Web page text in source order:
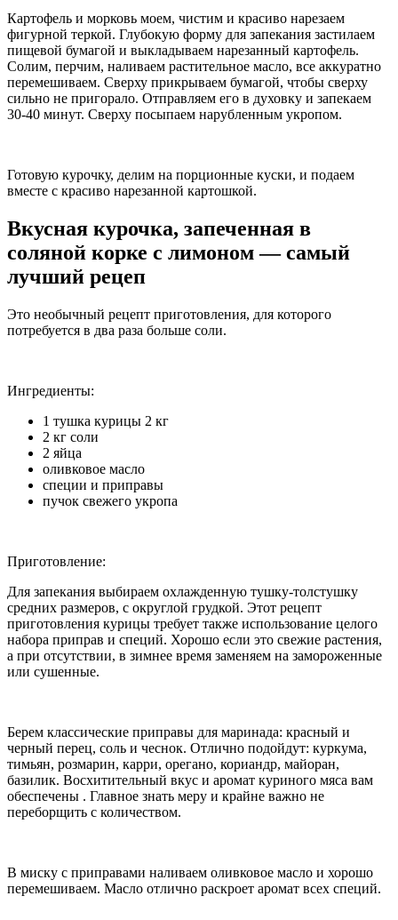
Картофель и морковь моем, чистим и красиво нарезаем
фигурной теркой. Глубокую форму для запекания застилаем
пищевой бумагой и выкладываем нарезанный картофель.
Солим, перчим, наливаем растительное масло, все аккуратно
перемешиваем. Сверху прикрываем бумагой, чтобы сверху
сильно не пригорало. Отправляем его в духовку и запекаем
30-40 минут. Сверху посыпаем нарубленным укропом.
Готовую курочку, делим на порционные куски, и подаем
вместе с красиво нарезанной картошкой.
Вкусная курочка, запеченная в
соляной корке с лимоном — самый
лучший рецеп
Это необычный рецепт приготовления, для которого
потребуется в два раза больше соли.
Ингредиенты:
1 тушка курицы 2 кг
2 кг соли
2 яйца
оливковое масло
специи и приправы
пучок свежего укропа
Приготовление:
Для запекания выбираем охлажденную тушку-толстушку
средних размеров, с округлой грудкой. Этот рецепт
приготовления курицы требует также использование целого
набора приправ и специй. Хорошо если это свежие растения,
а при отсутствии, в зимнее время заменяем на замороженные
или сушенные.
Берем классические приправы для маринада: красный и
черный перец, соль и чеснок. Отлично подойдут: куркума,
тимьян, розмарин, карри, орегано, кориандр, майоран,
базилик. Восхитительный вкус и аромат куриного мяса вам
обеспечены . Главное знать меру и крайне важно не
переборщить с количеством.
В миску с приправами наливаем оливковое масло и хорошо
перемешиваем. Масло отлично раскроет аромат всех специй.